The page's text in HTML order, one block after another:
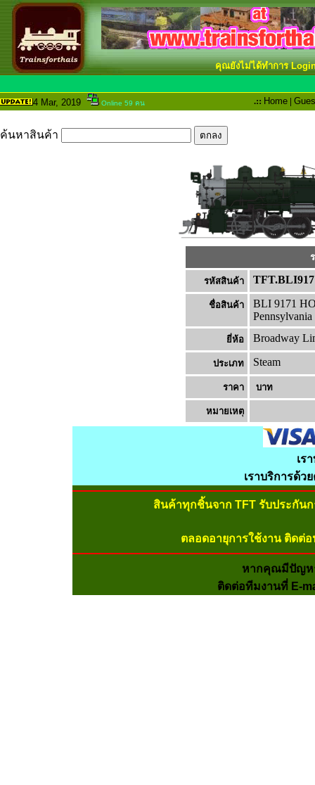
คุณยังไม่ได้ทำการ
4 Mar, 2019 Online 59 คน .:: Home |
ค้นหาสินค้า
รหัสสินค้า
ชื่อสินค้า
BLI 9171
ยี่ห้อ Broadway
ประเภท Steam
ราคา บาท
หมายเหต
เร
เราบริการด้ว
สินค้าทุกชิ้นจาก TFT รับประกัน
ตลอดอายุการใช้งาน ติดต่
หากคุณมีปัญห
ติดต่อทีมงานที่ E-